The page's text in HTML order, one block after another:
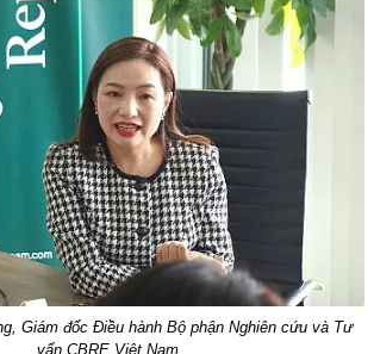
Giám đốc Điều hành Bộ phận Nghiên cứu và Tư
vấn CBRE Việt Nam